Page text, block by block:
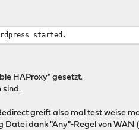
started.
HAProxy" gesetzt.
sind.
greift also mal test weise
Datei dank "Any"-Regel von